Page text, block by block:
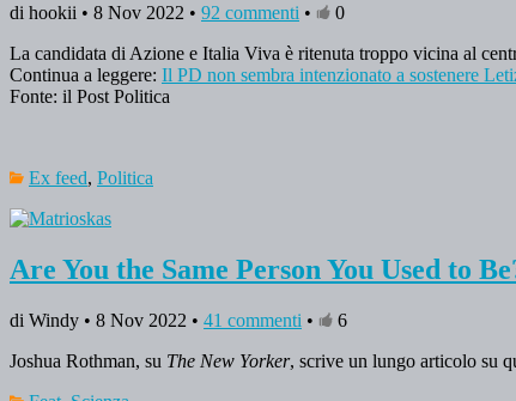
di hookii • 8 Nov 2022 • 92 commenti •
0
La candidata di Azione e Italia Viva è ritenuta troppo vicina al
Continua a leggere: Il PD non sembra intenzionato a sostenere
Fonte: il Post Politica
Ex feed, Politica
Are You the Same Person You Used to
di Windy • 8 Nov 2022 • 41 commenti •
6
Joshua Rothman, su The New Yorker, scrive un lungo articolo su